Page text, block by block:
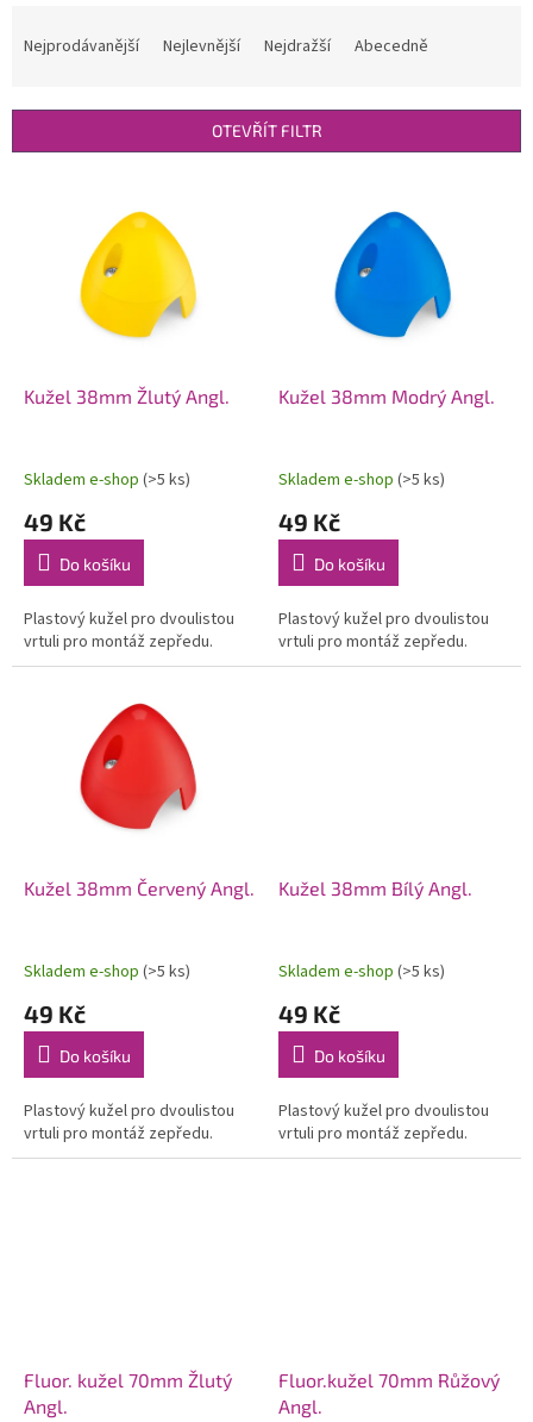
í
Nejprodávanější Nejlevnější Nejdražší Abecedně
OTEVŘÍT FILTR
Kužel 38mm Žlutý Angl.
Skladem e-shop (>5 ks)
49 Kč
Do košíku
Plastový kužel pro dvoulistou
vrtuli pro montáž zepředu.
Kužel 38mm Modrý Angl.
Skladem e-shop (>5 ks)
49 Kč
Do košíku
Plastový kužel pro dvoulistou
vrtuli pro montáž zepředu.
Kužel 38mm Červený Angl.
Skladem e-shop (>5 ks)
49 Kč
Do košíku
Plastový kužel pro dvoulistou
vrtuli pro montáž zepředu.
Kužel 38mm Bílý Angl.
Skladem e-shop (>5 ks)
49 Kč
Do košíku
Plastový kužel pro dvoulistou
vrtuli pro montáž zepředu.
Fluor. kužel 70mm Žlutý
Angl.
Fluor.kužel 70mm Růžový
Angl.